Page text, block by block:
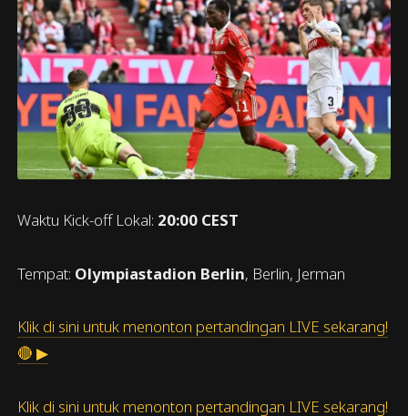
Waktu Kick-off Lokal: 20:00 CEST
Tempat: Olympiastadion Berlin, Berlin, Jerman
Klik di sini untuk menonton pertandingan LIVE sekarang!
🔴 ▶
Klik di sini untuk menonton pertandingan LIVE sekarang!